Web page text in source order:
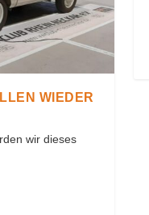
WIEDER
wir dieses